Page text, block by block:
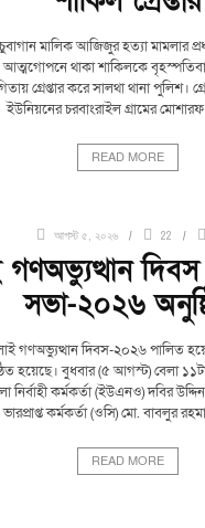
মালিক আজিজুর হত্যা মামলার
আত্মগোপনে থাকা শাকিলকে
গ্রেপ্তার করে সালথা থানা পুলিশ।
ইউনিয়নের চরবাংরাইল গ্রামের মোশারফ
READ MORE
আগস্ট ৫, ২০২৬ 22
গণঅভ্যুত্থান
সভা-২০২৬
গণঅভ্যুত্থান দিবস-২০২৬ পালিত
হয়েছে। বুধবার (৫ আগস্ট) বেলা
কর্মকর্তা (ইউএনও) দবির
ভারপ্রাপ্ত কর্মকর্তা (ওসি) মো. বাবলুর
READ MORE